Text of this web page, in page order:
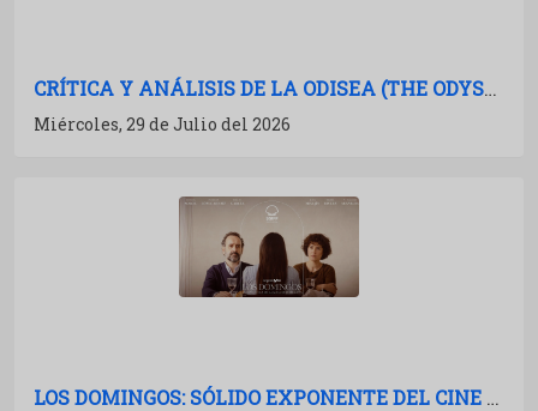
CRÍTICA Y ANÁLISIS DE LA ODISEA (THE ODYSSEY): NOLAN A TODA POTENCIA
Miércoles, 29 de Julio del 2026
LOS DOMINGOS: SÓLIDO EXPONENTE DEL CINE ESPAÑOL